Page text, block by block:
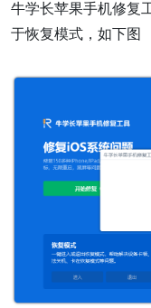
牛学长苹果手机修复
于恢复模式，如下图